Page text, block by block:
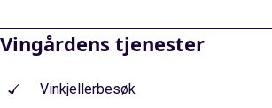
Vingårdens tjenester
Vinkjellerbesøk